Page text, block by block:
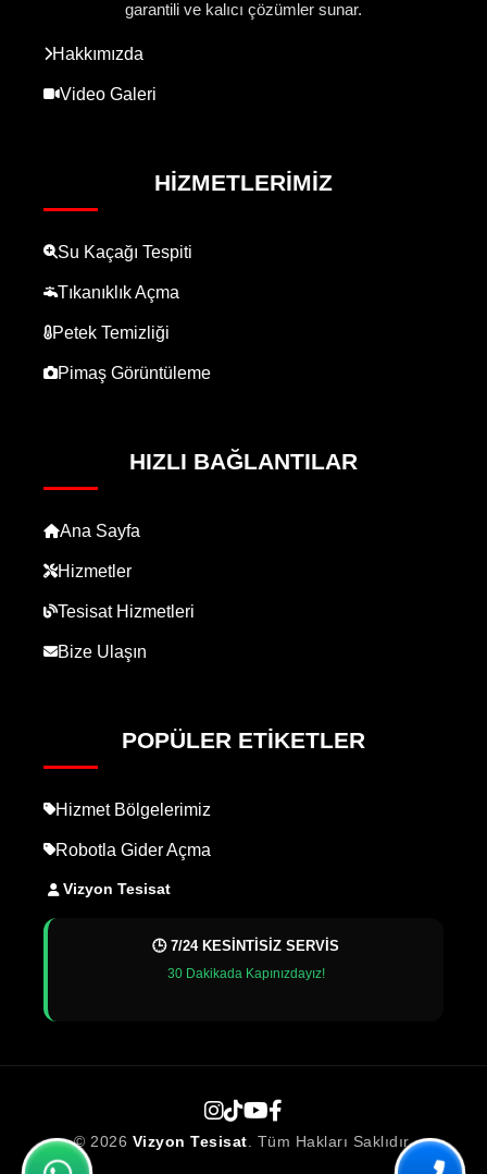
garantili ve kalıcı çözümler sunar.
Hakkımızda
Video Galeri
HIZMETLERIMIZ
Su Kaçağı Tespiti
Tıkanıklık Açma
Petek Temizliği
Pimaş Görüntüleme
HIZLI BAĞLANTILAR
Ana Sayfa
Hizmetler
Tesisat Hizmetleri
Bize Ulaşın
POPÜLER ETIKETLER
Hizmet Bölgelerimiz
Robotla Gider Açma
Vizyon Tesisat
🕒 7/24 KESİNTİSİZ SERVİS
30 Dakikada Kapınızdayız!
© 2026 Vizyon Tesisat. Tüm Hakları Saklıdır.